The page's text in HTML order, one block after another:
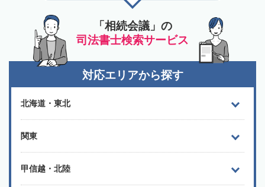
「相続会議」の
司法書士検索サービス
対応エリアから探す
北海道・東北
関東
甲信越・北陸